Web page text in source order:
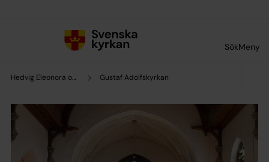
SökMeny
Hedvig Eleonora och Oscars församling Gustaf Adolfskyrkan